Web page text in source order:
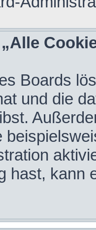
Boards
und die
hast, kann